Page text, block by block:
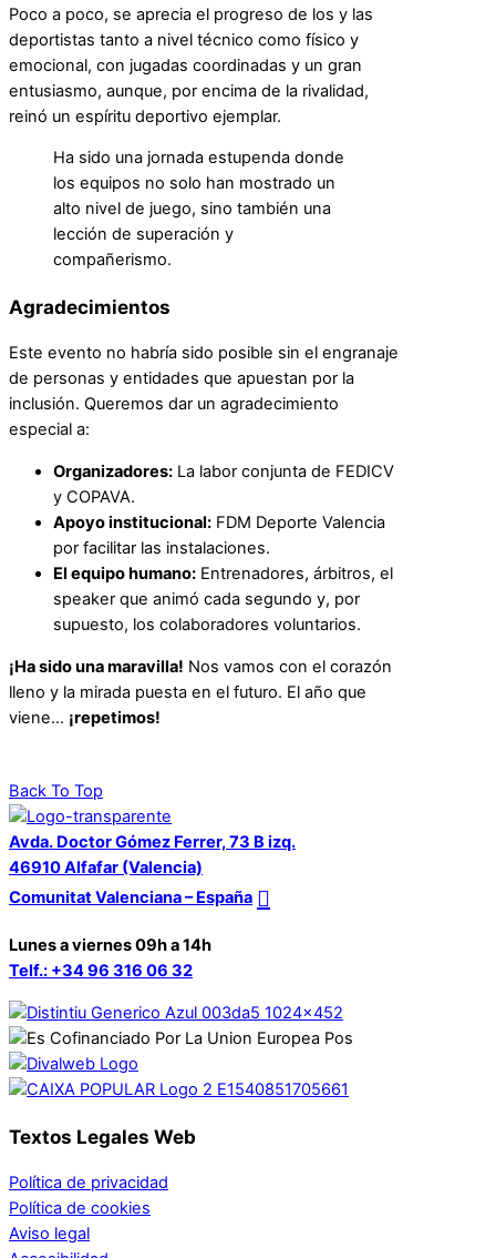
Poco a poco, se aprecia el progreso de los y las
deportistas tanto a nivel técnico como físico y
emocional, con jugadas coordinadas y un gran
entusiasmo, aunque, por encima de la rivalidad,
reinó un espíritu deportivo ejemplar.
Ha sido una jornada estupenda donde
los equipos no solo han mostrado un
alto nivel de juego, sino también una
lección de superación y
compañerismo.
Agradecimientos
Este evento no habría sido posible sin el engranaje
de personas y entidades que apuestan por la
inclusión. Queremos dar un agradecimiento
especial a:
Organizadores: La labor conjunta de FEDICV
y COPAVA.
Apoyo institucional: FDM Deporte Valencia
por facilitar las instalaciones.
El equipo humano: Entrenadores, árbitros, el
speaker que animó cada segundo y, por
supuesto, los colaboradores voluntarios.
¡Ha sido una maravilla! Nos vamos con el corazón
lleno y la mirada puesta en el futuro. El año que
viene… ¡repetimos!
Back To Top
Avda. Doctor Gómez Ferrer, 73 B izq.
46910 Alfafar (Valencia)
Comunitat Valenciana – España
Lunes a viernes 09h a 14h
Telf.: +34 96 316 06 32
Textos Legales Web
Política de privacidad
Política de cookies
Aviso legal